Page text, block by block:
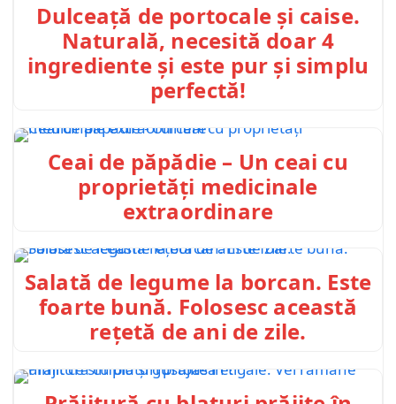
Dulceață de portocale și caise.
Naturală, necesită doar 4
ingrediente și este pur și simplu
perfectă!
Ceai de păpădie – Un ceai cu
proprietăți medicinale
extraordinare
Salată de legume la borcan. Este
foarte bună. Folosesc această
rețetă de ani de zile.